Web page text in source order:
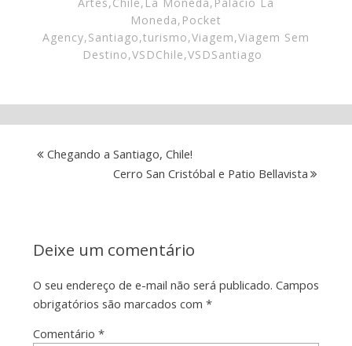
Moneda, Pocket
Agency,Santiago,turismo,Viagem,Viagem Sem
Destino,VSDChile,VSDSantiago
Chegando a Santiago, Chile!
Cerro San Cristóbal e Patio Bellavista
Deixe um comentário
O seu endereço de e-mail não será publicado. Campos
obrigatórios são marcados com *
Comentário *